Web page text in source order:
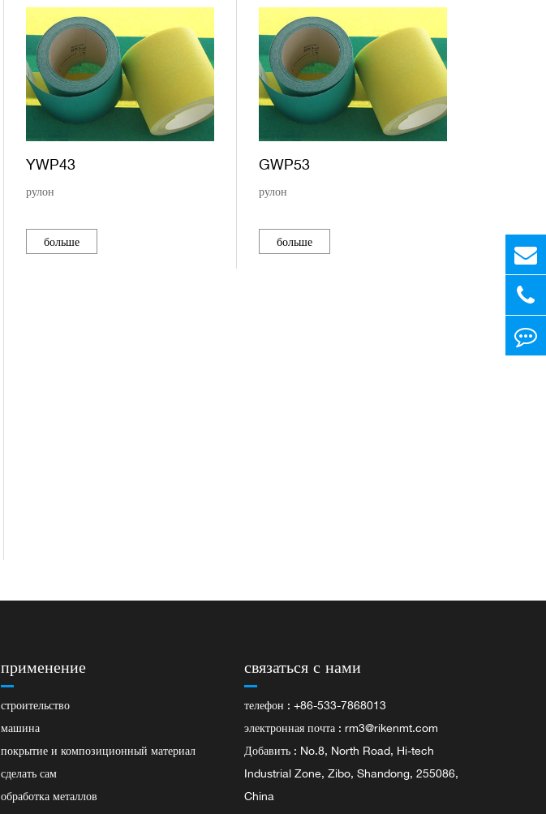
YWP43
рулон
больше
GWP53
рулон
больше
применение
строительство
машина
покрытие и композиционный материал
сделать сам
обработка металлов
связаться с нами
телефон : +86-533-7868013
электронная почта : rm3@rikenmt.com
Добавить : No.8, North Road, Hi-tech
Industrial Zone, Zibo, Shandong, 255086,
China